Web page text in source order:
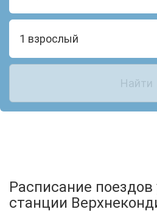
1 взрослый
Найти
Расписание
станции